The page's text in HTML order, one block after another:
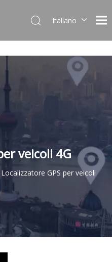
Italiano
한국어
日本語
Español
Français
English
veicoli 4G
Localizzatore GPS per veicoli